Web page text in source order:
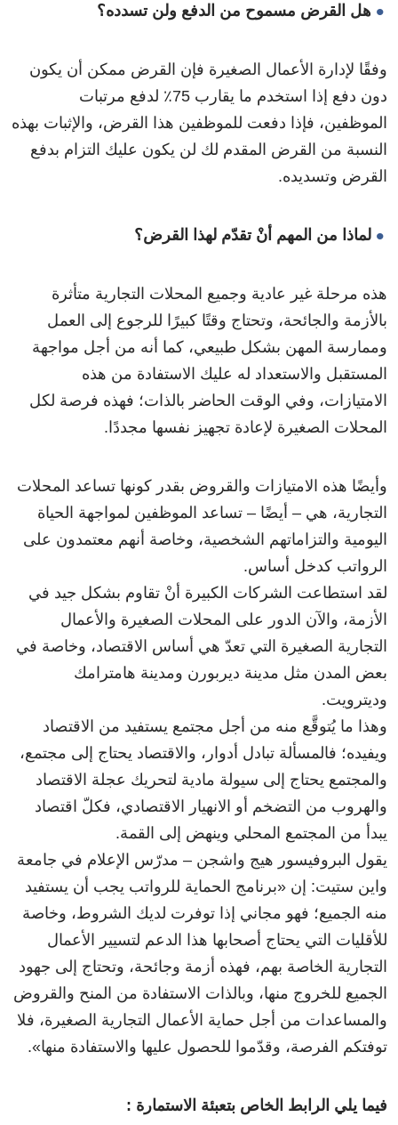
هل القرض مسموح من الدفع ولن تسدده؟
وفقًا لإدارة الأعمال الصغيرة فإن القرض ممكن أن يكون
دون دفع إذا استخدم ما يقارب 75٪ لدفع مرتبات
الموظفين، فإذا دفعت للموظفين هذا القرض، والإثبات بهذه
النسبة من القرض المقدم لك لن يكون عليك التزام بدفع
القرض وتسديده.
لماذا من المهم أنْ تقدّم لهذا القرض؟
هذه مرحلة غير عادية وجميع المحلات التجارية متأثرة
بالأزمة والجائحة، وتحتاج وقتًا كبيرًا للرجوع إلى العمل
وممارسة المهن بشكل طبيعي، كما أنه من أجل مواجهة
المستقبل والاستعداد له عليك الاستفادة من هذه
الامتيازات، وفي الوقت الحاضر بالذات؛ فهذه فرصة لكل
المحلات الصغيرة لإعادة تجهيز نفسها مجددًا.
وأيضًا هذه الامتيازات والقروض بقدر كونها تساعد المحلات
التجارية، هي – أيضًا – تساعد الموظفين لمواجهة الحياة
اليومية والتزاماتهم الشخصية، وخاصة أنهم معتمدون على
الرواتب كدخل أساس.
لقد استطاعت الشركات الكبيرة أنْ تقاوم بشكل جيد في
الأزمة، والآن الدور على المحلات الصغيرة والأعمال
التجارية الصغيرة التي تعدّ هي أساس الاقتصاد، وخاصة في
بعض المدن مثل مدينة ديربورن ومدينة هامترامك
وديترويت.
وهذا ما يُتوقَّع منه من أجل مجتمع يستفيد من الاقتصاد
ويفيده؛ فالمسألة تبادل أدوار، والاقتصاد يحتاج إلى مجتمع،
والمجتمع يحتاج إلى سيولة مادية لتحريك عجلة الاقتصاد
والهروب من التضخم أو الانهيار الاقتصادي، فكلّ اقتصاد
يبدأ من المجتمع المحلي وينهض إلى القمة.
يقول البروفيسور هيج واشجن – مدرّس الإعلام في جامعة
واين ستيت: إن «برنامج الحماية للرواتب يجب أن يستفيد
منه الجميع؛ فهو مجاني إذا توفرت لديك الشروط، وخاصة
للأقليات التي يحتاج أصحابها هذا الدعم لتسيير الأعمال
التجارية الخاصة بهم، فهذه أزمة وجائحة، وتحتاج إلى جهود
الجميع للخروج منها، وبالذات الاستفادة من المنح والقروض
والمساعدات من أجل حماية الأعمال التجارية الصغيرة، فلا
توفتكم الفرصة، وقدّموا للحصول عليها والاستفادة منها».
فيما يلي الرابط الخاص بتعبئة الاستمارة :